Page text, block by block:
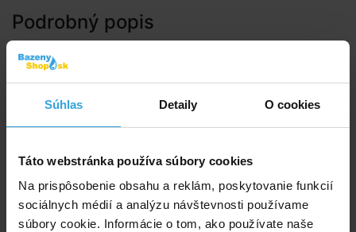
Súhlas Detaily O cookies
Táto webstránka používa súbory cookies
Na prispôsobenie obsahu a reklám, poskytovanie funkcií
sociálnych médií a analýzu návštevnosti používame
súbory cookie. Informácie o tom, ako používate naše
Podrobný popis
Bublinková solárna plachta pláva na hladine, ohrieva
vodu a udržuje teplotu, čiastočne kryje proti spadu
nečistôt.
Použitie
Plachtu umiestňujte na hladinu iba keď je
bazénová voda riadne chemicky upravená podľa